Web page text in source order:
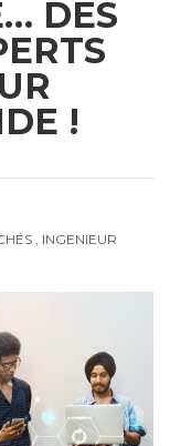
DES
!
, INGENIEUR